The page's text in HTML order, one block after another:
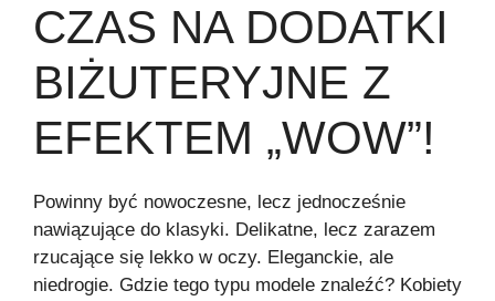
CZAS NA DODATKI
BIŻUTERYJNE Z
EFEKTEM „WOW”!
Powinny być nowoczesne, lecz jednocześnie
nawiązujące do klasyki. Delikatne, lecz zarazem
rzucające się lekko w oczy. Eleganckie, ale
niedrogie. Gdzie tego typu modele znaleźć? Kobiety